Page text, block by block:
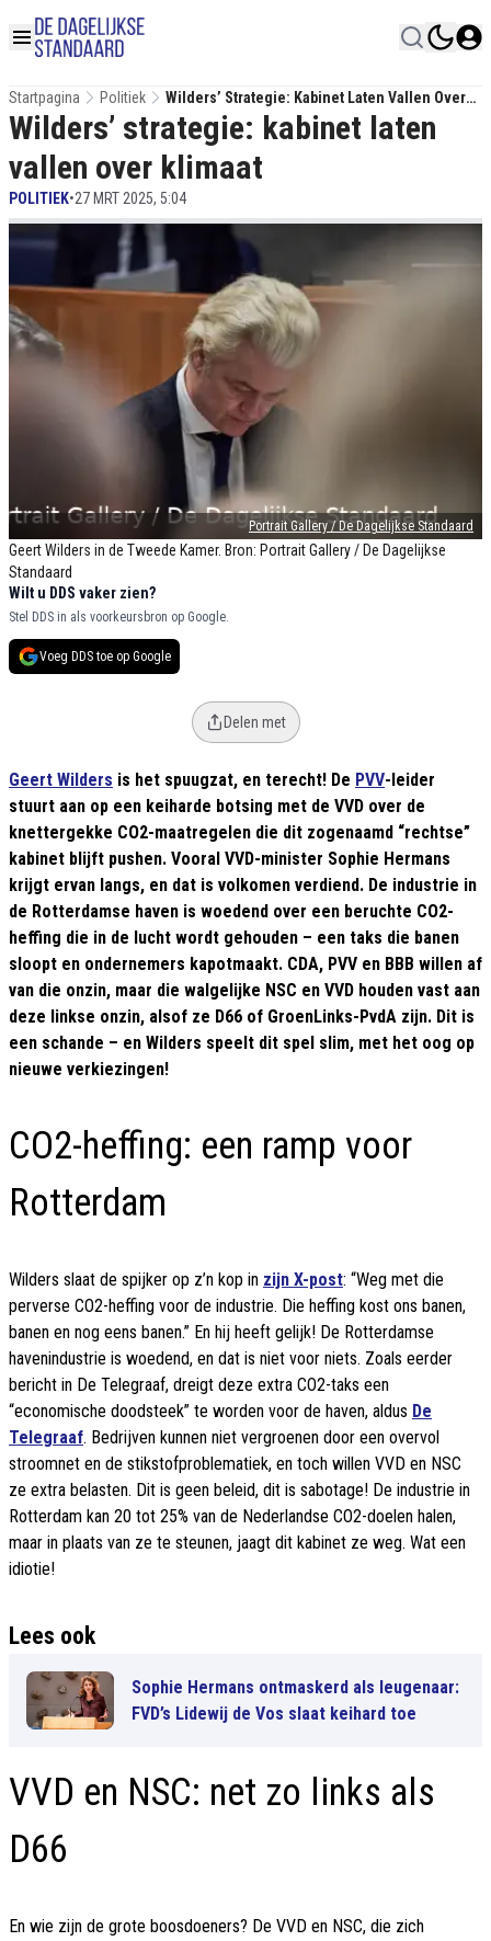
Startpagina Politiek
Wilders’ Strategie: Kabinet Laten Vallen Over
Klimaat
Portrait Gallery / De Dagelijkse Standaard
Geert Wilders in de Tweede Kamer. Bron: Portrait Gallery / De Dagelijkse
Standaard
Wilders’ strategie: kabinet laten
vallen over klimaat
POLITIEK•27 MRT 2025, 5:04
Wilt u DDS vaker zien?
Stel DDS in als voorkeursbron op Google.
Voeg DDS toe op Google
Delen met
Geert Wilders is het spuugzat, en terecht! De PVV-leider
stuurt aan op een keiharde botsing met de VVD over de
knettergekke CO2-maatregelen die dit zogenaamd “rechtse”
kabinet blijft pushen. Vooral VVD-minister Sophie Hermans
krijgt ervan langs, en dat is volkomen verdiend. De industrie in
de Rotterdamse haven is woedend over een beruchte CO2-
heffing die in de lucht wordt gehouden – een taks die banen
sloopt en ondernemers kapotmaakt. CDA, PVV en BBB willen af
van die onzin, maar die walgelijke NSC en VVD houden vast aan
deze linkse onzin, alsof ze D66 of GroenLinks-PvdA zijn. Dit is
een schande – en Wilders speelt dit spel slim, met het oog op
nieuwe verkiezingen!
CO2-heffing: een ramp voor
Rotterdam
Wilders slaat de spijker op z’n kop in zijn X-post: “Weg met die
perverse CO2-heffing voor de industrie. Die heffing kost ons banen,
banen en nog eens banen.” En hij heeft gelijk! De Rotterdamse
havenindustrie is woedend, en dat is niet voor niets. Zoals eerder
bericht in De Telegraaf, dreigt deze extra CO2-taks een
“economische doodsteek” te worden voor de haven, aldus De
Telegraaf. Bedrijven kunnen niet vergroenen door een overvol
stroomnet en de stikstofproblematiek, en toch willen VVD en NSC
ze extra belasten. Dit is geen beleid, dit is sabotage! De industrie in
Rotterdam kan 20 tot 25% van de Nederlandse CO2-doelen halen,
maar in plaats van ze te steunen, jaagt dit kabinet ze weg. Wat een
idiotie!
Lees ook
Sophie Hermans ontmaskerd als leugenaar:
FVD’s Lidewij de Vos slaat keihard toe
VVD en NSC: net zo links als
D66
En wie zijn de grote boosdoeners? De VVD en NSC, die zich